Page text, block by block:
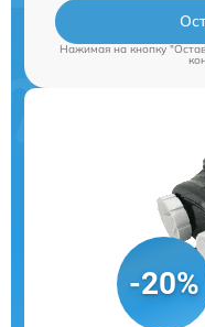
Нажимая на кнопку
-20%